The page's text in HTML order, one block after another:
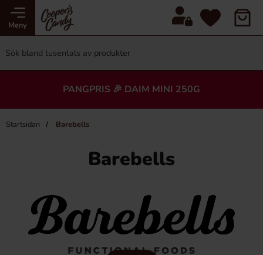
Meny
PANGPRIS 🎉 DAIM MINI 250G
Startsidan Barebells
Barebells